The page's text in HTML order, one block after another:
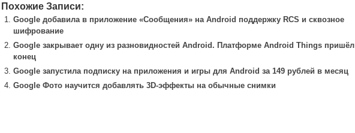
Похожие Записи:
Google добавила в приложение «Сообщения» на Android поддержку RCS и сквозное
шифрование
Google закрывает одну из разновидностей Android. Платформе Android Things пришёл
конец
Google запустила подписку на приложения и игры для Android за 149 рублей в месяц
Google Фото научится добавлять 3D-эффекты на обычные снимки